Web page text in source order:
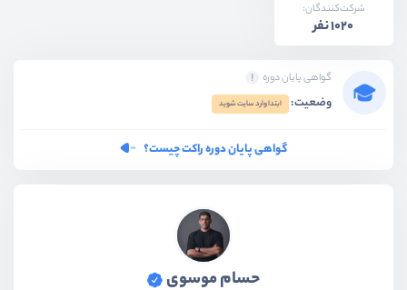
شرکت‌کنندگان:
1020 نفر
گواهی پایان دوره
وضعیت: ابتدا وارد سایت شوید
گواهی پایان دوره راکت چیست؟
حسام موسوی